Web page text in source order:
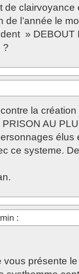
de clairvoyance
de l’année le
»
?
la
AU
élus
ce systeme.
:
vous présente